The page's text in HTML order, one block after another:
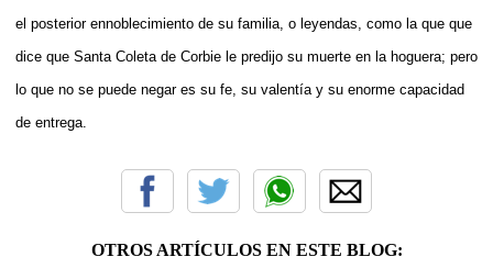
el posterior ennoblecimiento de su familia, o leyendas, como la que que
dice que Santa Coleta de Corbie le predijo su muerte en la hoguera; pero
lo que no se puede negar es su fe, su valentía y su enorme capacidad
de entrega.
OTROS ARTÍCULOS EN ESTE BLOG: